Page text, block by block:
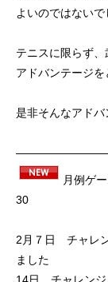
よいのではないで
テニスに限らず
アドバンテージを
是非そんなアドバ
月例ゲ
30
2月７日 チャ
ました